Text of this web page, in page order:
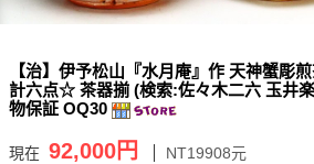
【治】伊予松山『水月庵』作 天神蟹彫
計六点☆ 茶器揃 (検索:佐々木二六 玉井
物保証 OQ30
現在 92,000円 NT19908元